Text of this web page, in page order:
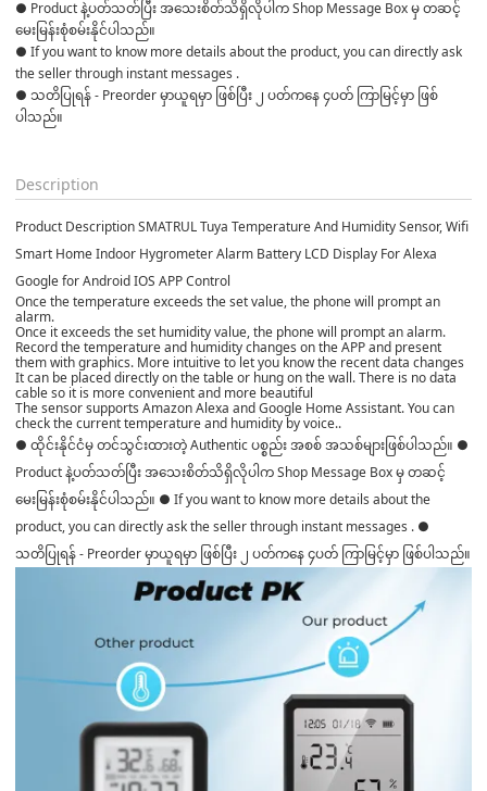
● Product နဲ့ပတ်သတ်ပြီး အသေးစိတ်သိရှိလိုပါက Shop Message Box မှ တဆင့်
မေးမြန်းစုံစမ်းနိုင်ပါသည်။
● If you want to know more details about the product, you can directly ask
the seller through instant messages .
● သတိပြုရန် - Preorder မှာယူရမှာ ဖြစ်ပြီး ၂ ပတ်ကနေ ၄ပတ် ကြာမြင့်မှာ ဖြစ်
ပါသည်။
Description
Product Description SMATRUL Tuya Temperature And Humidity Sensor, Wifi
Smart Home Indoor Hygrometer Alarm Battery LCD Display For Alexa
Google for Android IOS APP Control
Once the temperature exceeds the set value, the phone will prompt an
alarm.
Once it exceeds the set humidity value, the phone will prompt an alarm.
Record the temperature and humidity changes on the APP and present
them with graphics. More intuitive to let you know the recent data changes
It can be placed directly on the table or hung on the wall. There is no data
cable so it is more convenient and more beautiful
The sensor supports Amazon Alexa and Google Home Assistant. You can
check the current temperature and humidity by voice..
● ထိုင်းနိုင်ငံမှ တင်သွင်းထားတဲ့ Authentic ပစ္စည်း အစစ် အသစ်များဖြစ်ပါသည်။ ●
Product နဲ့ပတ်သတ်ပြီး အသေးစိတ်သိရှိလိုပါက Shop Message Box မှ တဆင့်
မေးမြန်းစုံစမ်းနိုင်ပါသည်။ ● If you want to know more details about the
product, you can directly ask the seller through instant messages . ●
သတိပြုရန် - Preorder မှာယူရမှာ ဖြစ်ပြီး ၂ ပတ်ကနေ ၄ပတ် ကြာမြင့်မှာ ဖြစ်ပါသည်။